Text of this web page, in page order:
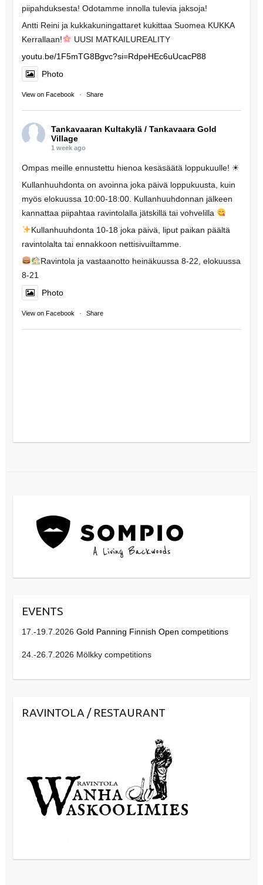
piipahduksesta! Odotamme innolla tulevia jaksoja!
Antti Reini ja kukkakuningattaret kukittaa Suomea KUKKA
Kerrallaan!
UUSI MATKAILUREALITY
youtu.be/1F5mTG8Bgvc?si=RdpeHEc6uUcacP88
Photo
View on Facebook · Share
Tankavaaran Kultakylä / Tankavaara Gold
Village
1 week ago
Ompas meille ennustettu hienoa kesäsäätä loppukuulle! ☀
Kullanhuuhdonta on avoinna joka päivä loppukuusta, kuin
myös elokuussa 10:00-18:00. Kullanhuuhdonnan jälkeen
kannattaa piipahtaa ravintolalla jätskillä tai vohvelilla
Kullanhuuhdonta 10-18 joka päivä, liput paikan päältä
ravintolalta tai ennakkoon nettisivuiltamme.
Ravintola ja vastaanotto heinäkuussa 8-22, elokuussa
8-21
Photo
View on Facebook · Share
EVENTS
17.-19.7.2026 Gold Panning Finnish Open competitions
24.-26.7.2026 Mölkky competitions
RAVINTOLA / RESTAURANT